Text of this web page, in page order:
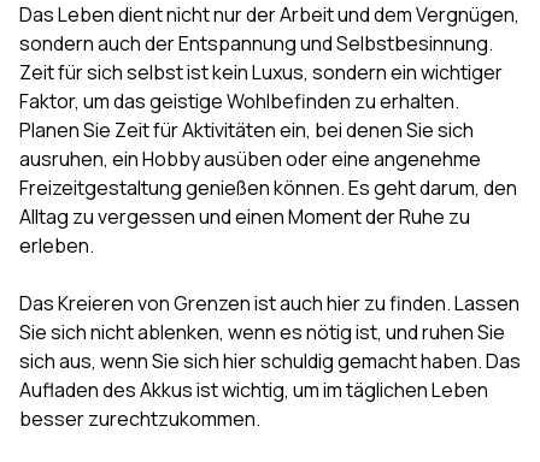
Das Leben dient nicht nur der Arbeit und dem Vergnügen,
sondern auch der Entspannung und Selbstbesinnung.
Zeit für sich selbst ist kein Luxus, sondern ein wichtiger
Faktor, um das geistige Wohlbefinden zu erhalten.
Planen Sie Zeit für Aktivitäten ein, bei denen Sie sich
ausruhen, ein Hobby ausüben oder eine angenehme
Freizeitgestaltung genießen können. Es geht darum, den
Alltag zu vergessen und einen Moment der Ruhe zu
erleben.
Das Kreieren von Grenzen ist auch hier zu finden. Lassen
Sie sich nicht ablenken, wenn es nötig ist, und ruhen Sie
sich aus, wenn Sie sich hier schuldig gemacht haben. Das
Aufladen des Akkus ist wichtig, um im täglichen Leben
besser zurechtzukommen.